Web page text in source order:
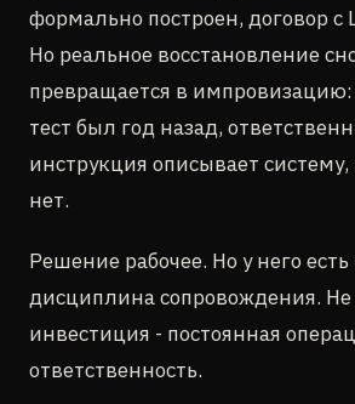
формально построен, договор
Но реальное восстановление
превращается в
тест был год назад,
инструкция описывает
нет.
Решение рабочее. Но у него есть
дисциплина сопровождения. Не
инвестиция - постоянная
ответственность.